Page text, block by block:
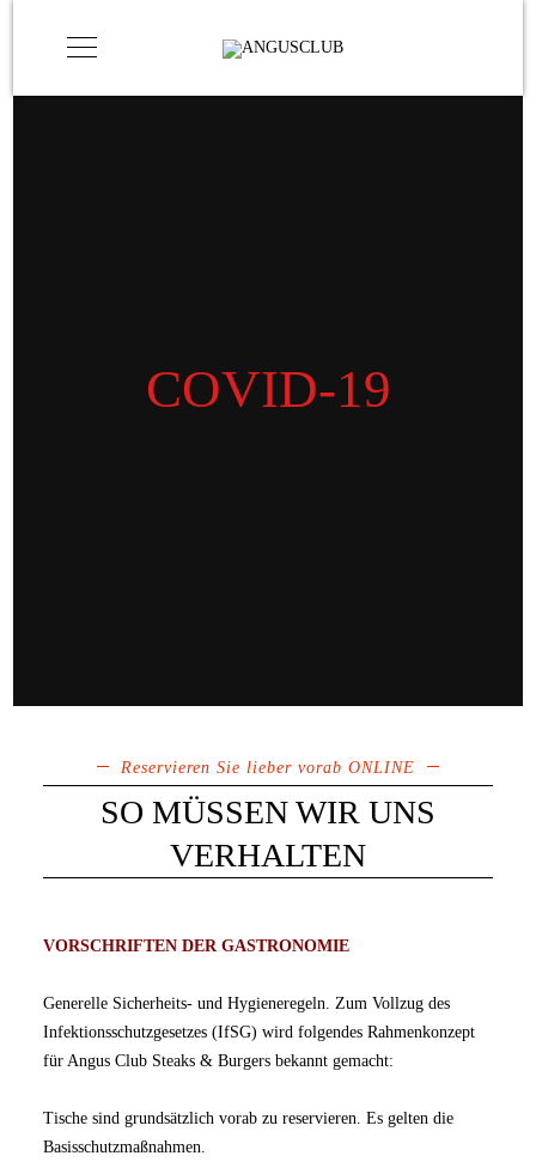
COVID-19
Reservieren Sie lieber vorab ONLINE
SO MÜSSEN WIR UNS
VERHALTEN
VORSCHRIFTEN DER GASTRONOMIE
Generelle Sicherheits- und Hygieneregeln. Zum Vollzug des
Infektionsschutzgesetzes (IfSG) wird folgendes Rahmenkonzept
für Angus Club Steaks & Burgers bekannt gemacht:
Tische sind grundsätzlich vorab zu reservieren. Es gelten die
Basisschutzmaßnahmen.